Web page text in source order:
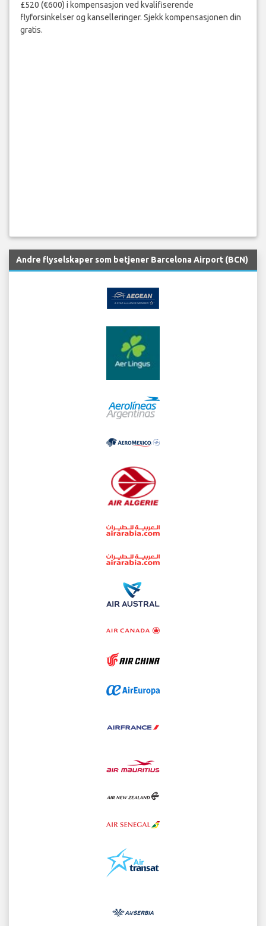
£520 (€600) i kompensasjon ved kvalifiserende
flyforsinkelser og kanselleringer. Sjekk kompensasjonen din
gratis.
Andre flyselskaper som betjener Barcelona Airport (BCN)